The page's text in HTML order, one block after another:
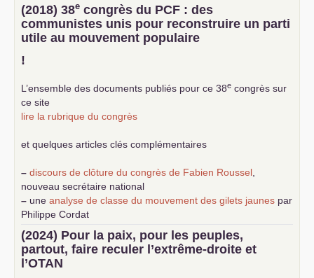
(2018) 38e congrès du PCF : des
communistes unis pour reconstruire un parti
utile au mouvement populaire
!
L’ensemble des documents publiés pour ce 38e congrès sur
ce site
lire la rubrique du congrès
et quelques articles clés complémentaires
– discours de clôture du congrès de Fabien Roussel
nouveau secrétaire national
– une analyse de classe du mouvement des gilets jaunes par
Philippe Cordat
–
un texte de Jean-Claude Delaunay
le marxisme est la
science sociale de notre temps
–un appel proposé aux partis communistes et ouvrier
d’Europe
(2024) Pour la paix, pour les peuples,
partout, faire reculer l’extrême-droite et
l’OTAN